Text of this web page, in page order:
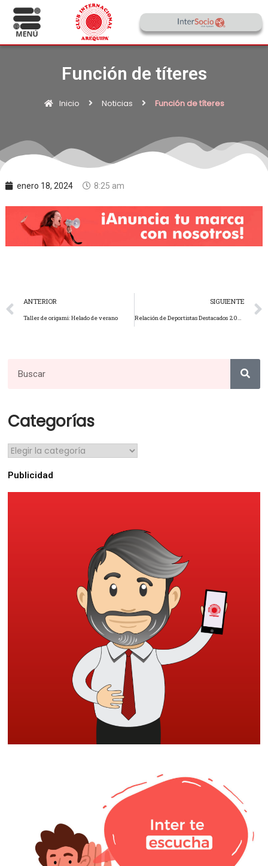
Función de títeres
Inicio Noticias Función de títeres
enero 18, 2024 8:25 am
ANTERIOR
Taller de origami: Helado de verano
SIGUIENTE
Relación de Deportistas Destacados 2023
Categorías
Publicidad